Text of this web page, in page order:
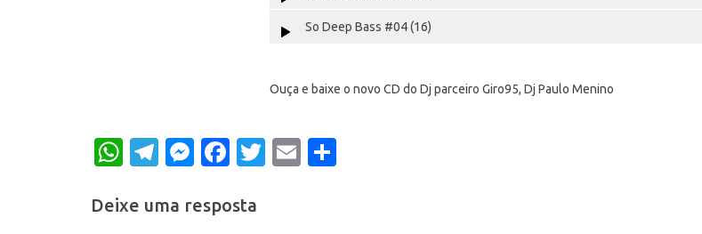
So Deep Bass #04 (16)
Ouça e baixe o novo CD do Dj parceiro Giro95, Dj Paulo Menino
WhatsApp
Telegram
Messenger
Facebook
Twitter
Email
Deixe uma resposta